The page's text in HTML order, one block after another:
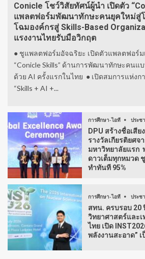
Conicle โชว์วิสัยทัศน์ผู้นำ เปิดตัว
แพลตฟอร์มพัฒนาทักษะคนยุคใหม่สู่
โฉมองค์กรสู่ Skills-Based
แรงงานไทยรับมือวิกฤต
● ชูแพลตฟอร์มอัจฉริยะ เปิดตัวแพลตฟอร์ม
“Conicle Skills” ด้านการพัฒนาทักษะคนแ
ด้วย AI ครั้งแรกในไทย ● เปิดสมการแห่ง
“Skills + AI +...
การศึกษา-ไอที ประช
DPU สร้างชื่อเสีย
รางวัลเกียรติยศจ
มหาวิทยาลัยแรก
ดาวเต็มทุกหมวด
ทำทันที 95%
การศึกษา-ไอที ประช
สทน. ครบรอบ 20
วิทยาศาสตร์และ
ไทย เปิด
พลังงานสะอาด”